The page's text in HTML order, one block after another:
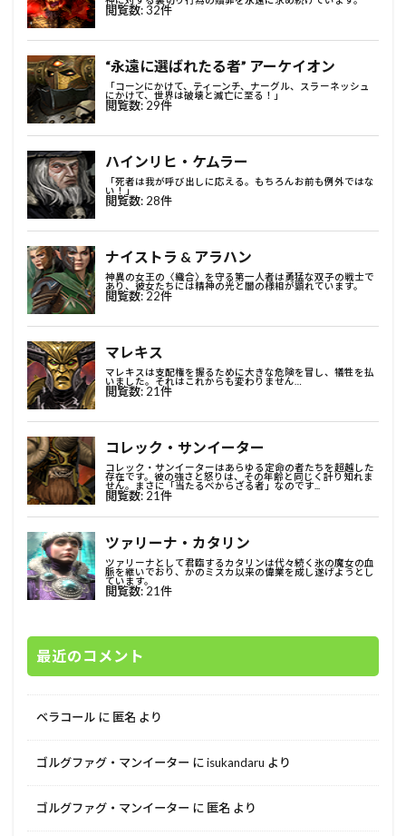
最近のコメント
ベラコール に 匿名 より
ゴルグファグ・マンイーター にisukandaru より
ゴルグファグ・マンイーター に 匿名 より